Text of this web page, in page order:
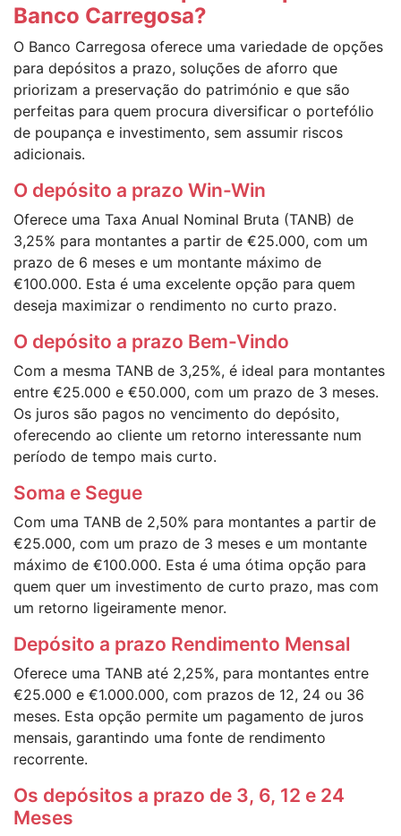
Banco Carregosa?
O Banco Carregosa oferece uma variedade de opções
para depósitos a prazo, soluções de aforro que
priorizam a preservação do património e que são
perfeitas para quem procura diversificar o portefólio
de poupança e investimento, sem assumir riscos
adicionais.
O depósito a prazo Win-Win
Oferece uma Taxa Anual Nominal Bruta (TANB) de
3,25% para montantes a partir de €25.000, com um
prazo de 6 meses e um montante máximo de
€100.000. Esta é uma excelente opção para quem
deseja maximizar o rendimento no curto prazo.
O depósito a prazo Bem-Vindo
Com a mesma TANB de 3,25%, é ideal para montantes
entre €25.000 e €50.000, com um prazo de 3 meses.
Os juros são pagos no vencimento do depósito,
oferecendo ao cliente um retorno interessante num
período de tempo mais curto.
Soma e Segue
Com uma TANB de 2,50% para montantes a partir de
€25.000, com um prazo de 3 meses e um montante
máximo de €100.000. Esta é uma ótima opção para
quem quer um investimento de curto prazo, mas com
um retorno ligeiramente menor.
Depósito a prazo Rendimento Mensal
Oferece uma TANB até 2,25%, para montantes entre
€25.000 e €1.000.000, com prazos de 12, 24 ou 36
meses. Esta opção permite um pagamento de juros
mensais, garantindo uma fonte de rendimento
recorrente.
Os depósitos a prazo de 3, 6, 12 e 24
Meses